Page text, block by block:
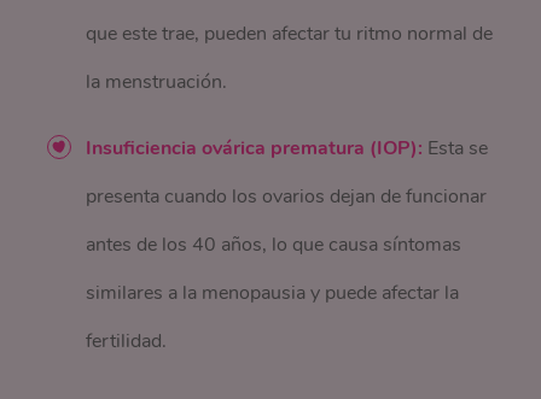
que este trae, pueden afectar tu ritmo normal de
la menstruación.
Insuficiencia ovárica prematura (IOP): Esta se
presenta cuando los ovarios dejan de funcionar
antes de los 40 años, lo que causa síntomas
similares a la menopausia y puede afectar la
fertilidad.